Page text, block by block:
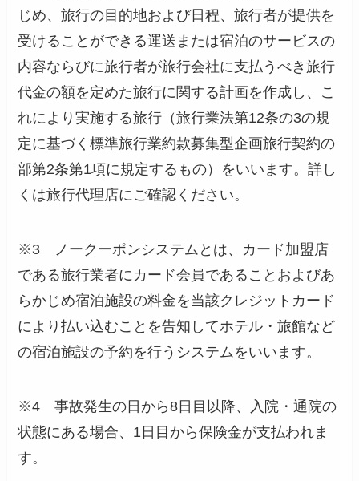
じめ、旅行の目的地および日程、旅行者が提供を
受けることができる運送または宿泊のサービスの
内容ならびに旅行者が旅行会社に支払うべき旅行
代金の額を定めた旅行に関する計画を作成し、こ
れにより実施する旅行（旅行業法第12条の3の規
定に基づく標準旅行業約款募集型企画旅行契約の
部第2条第1項に規定するもの）をいいます。詳し
くは旅行代理店にご確認ください。
※3 ノークーポンシステムとは、カード加盟店
である旅行業者にカード会員であることおよびあ
らかじめ宿泊施設の料金を当該クレジットカード
により払い込むことを告知してホテル・旅館など
の宿泊施設の予約を行うシステムをいいます。
※4 事故発生の日から8日目以降、入院・通院の
状態にある場合、1日目から保険金が支払われま
す。